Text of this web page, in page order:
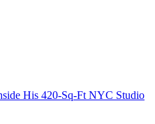
His 420-Sq-Ft NYC Studio